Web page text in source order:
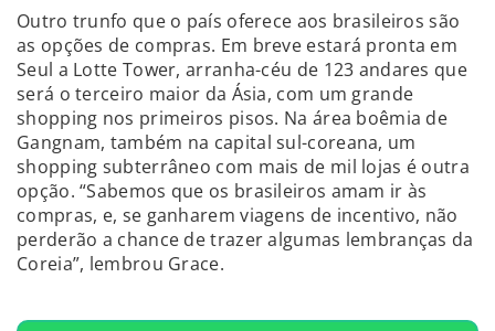
Outro trunfo que o país oferece aos brasileiros são
as opções de compras. Em breve estará pronta em
Seul a Lotte Tower, arranha-céu de 123 andares que
será o terceiro maior da Ásia, com um grande
shopping nos primeiros pisos. Na área boêmia de
Gangnam, também na capital sul-coreana, um
shopping subterrâneo com mais de mil lojas é outra
opção. “Sabemos que os brasileiros amam ir às
compras, e, se ganharem viagens de incentivo, não
perderão a chance de trazer algumas lembranças da
Coreia”, lembrou Grace.